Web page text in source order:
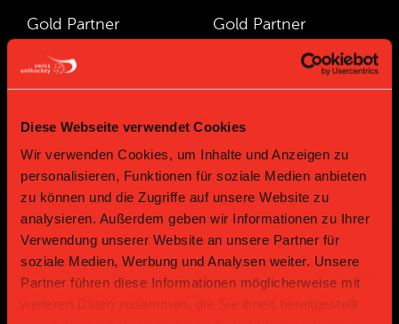
Diese Webseite verwendet Cookies
Wir verwenden Cookies, um Inhalte und Anzeigen zu
personalisieren, Funktionen für soziale Medien anbieten
zu können und die Zugriffe auf unsere Website zu
analysieren. Außerdem geben wir Informationen zu Ihrer
Verwendung unserer Website an unsere Partner für
soziale Medien, Werbung und Analysen weiter. Unsere
Partner führen diese Informationen möglicherweise mit
weiteren Daten zusammen, die Sie ihnen bereitgestellt
Gold Partner Gold Partner
Bronze Partner